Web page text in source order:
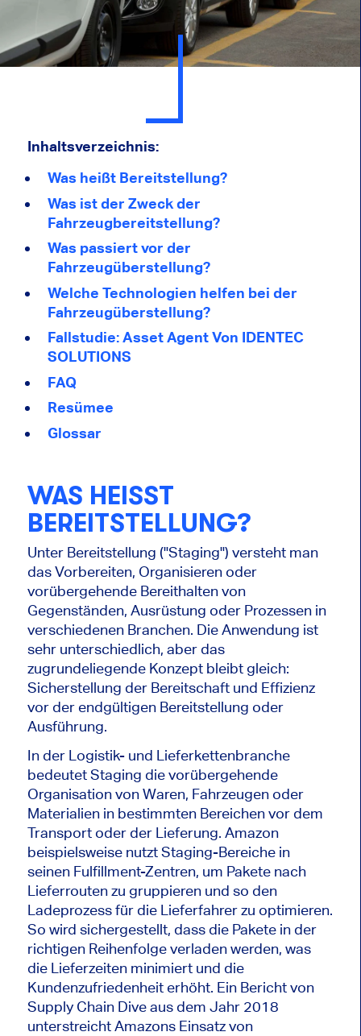
Inhaltsverzeichnis:
Was heißt Bereitstellung?
Was ist der Zweck der
Fahrzeugbereitstellung?
Was passiert vor der
Fahrzeugüberstellung?
Welche Technologien helfen bei der
Fahrzeugüberstellung?
Fallstudie: Asset Agent Von IDENTEC
SOLUTIONS
FAQ
Resümee
Glossar
WAS HEISST B
EREITSTELLUNG?
Unter Bereitstellung ("Staging") versteht man
das Vorbereiten, Organisieren oder
vorübergehende Bereithalten von
Gegenständen, Ausrüstung oder Prozessen in
verschiedenen Branchen. Die Anwendung ist
sehr unterschiedlich, aber das
zugrundeliegende Konzept bleibt gleich:
Sicherstellung der Bereitschaft und Effizienz
vor der endgültigen Bereitstellung oder
Ausführung.
In der Logistik- und Lieferkettenbranche
bedeutet Staging die vorübergehende
Organisation von Waren, Fahrzeugen oder
Materialien in bestimmten Bereichen vor dem
Transport oder der Lieferung. Amazon
beispielsweise nutzt Staging-Bereiche in
seinen Fulfillment-Zentren, um Pakete nach
Lieferrouten zu gruppieren und so den
Ladeprozess für die Lieferfahrer zu optimieren.
So wird sichergestellt, dass die Pakete in der
richtigen Reihenfolge verladen werden, was
die Lieferzeiten minimiert und die
Kundenzufriedenheit erhöht. Ein Bericht von
Supply Chain Dive aus dem Jahr 2018
unterstreicht Amazons Einsatz von